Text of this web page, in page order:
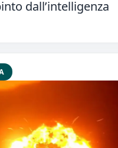
dall’intelligenza